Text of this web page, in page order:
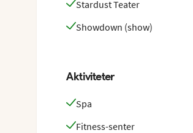
Stardust Teater
Showdown (show)
Aktiviteter
Spa
Fitness-senter